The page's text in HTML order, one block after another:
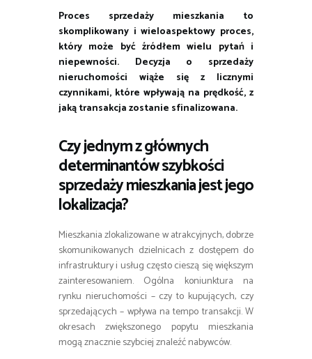
Proces sprzedaży mieszkania to
skomplikowany i wieloaspektowy proces,
który może być źródłem wielu pytań i
niepewności. Decyzja o sprzedaży
nieruchomości wiąże się z licznymi
czynnikami, które wpływają na prędkość, z
jaką transakcja zostanie sfinalizowana.
Czy jednym z głównych
determinantów szybkości
sprzedaży mieszkania jest jego
lokalizacja?
Mieszkania zlokalizowane w atrakcyjnych, dobrze
skomunikowanych dzielnicach z dostępem do
infrastruktury i usług często cieszą się większym
zainteresowaniem. Ogólna koniunktura na
rynku nieruchomości – czy to kupujących, czy
sprzedających – wpływa na tempo transakcji. W
okresach zwiększonego popytu mieszkania
mogą znacznie szybciej znaleźć nabywców.